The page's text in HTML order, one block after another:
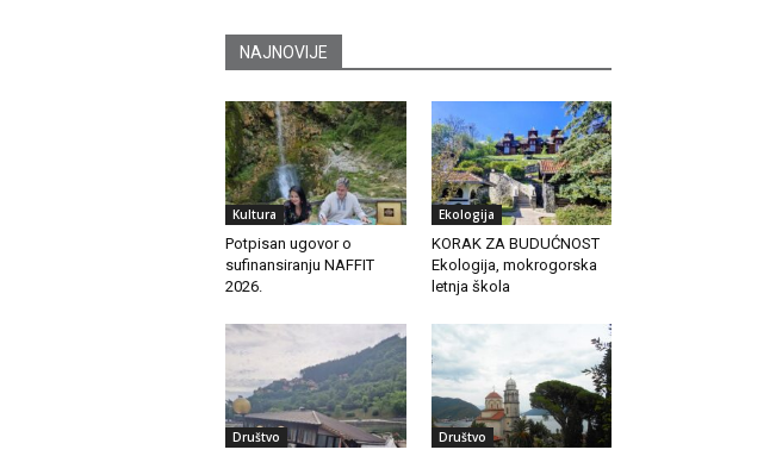
NAJNOVIJE
Kultura
Potpisan ugovor o
sufinansiranju NAFFIT
2026.
Ekologija
KORAK ZA BUDUĆNOST
Ekologija, mokrogorska
letnja škola
Društvo Društvo